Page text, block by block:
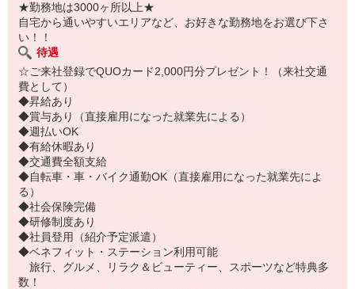
★勤務地は3000ヶ所以上★
自宅から通いやすいエリアなど、お好きな勤務地をお選び下さ
い！！
待遇
☆ご来社登録でQUOカード2,000円分プレゼント！（来社交通
費として）
◆昇給あり
◆賞与あり（直接雇用になった就業先による）
◆週払いOK
◆有給休暇あり
◆交通費全額支給
◆自転車・車・バイク通勤OK（直接雇用になった就業先によ
る）
◆社会保険完備
◆研修制度あり
◆社員登用（紹介予定派遣）
◆ベネフィット・ステーション利用可能
旅行、グルメ、リラク＆ビューティー、スポーツなど特典多
数！